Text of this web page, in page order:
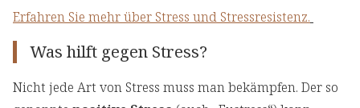
Erfahren Sie mehr über Stress und Stressresistenz.
Was hilft gegen Stress?
Nicht jede Art von Stress muss man bekämpfen. Der so